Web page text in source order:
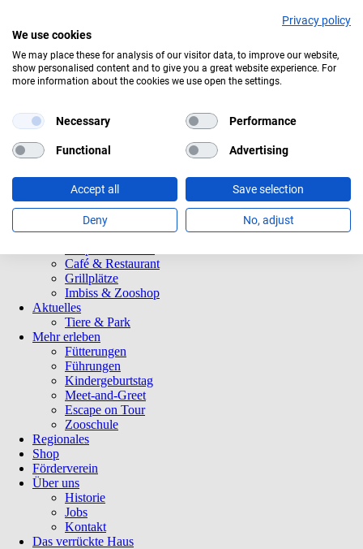
Aktuelles Wetter:
Navigation
überspringen
Informationen
Öffnungszeiten
Saisonkarten
Besuch mit Beeinträchtigungen
Veranstaltungen
Spenden
Barrierefreiheit
Tiere und Park
Tierlexikon
Tierparkplan
Café & Restaurant
Grillplätze
Imbiss & Zooshop
Aktuelles
Tiere & Park
Mehr erleben
Fütterungen
Führungen
Kindergeburtstag
Meet-and-Greet
Escape on Tour
Zooschule
Regionales
Shop
Förderverein
Über uns
Historie
Jobs
Kontakt
Das verrückte Haus
Privacy policy
We use cookies
We may place these for analysis of our visitor data, to improve our website,
show personalised content and to give you a great website experience. For
more information about the cookies we use open the settings.
Necessary Performance
Functional Advertising
Accept all Save selection
Deny No, adjust